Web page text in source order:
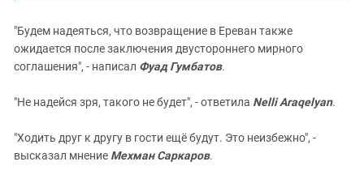
"Будем надеяться, что возвращение в Ереван также
ожидается после заключения двустороннего мирного
соглашения", - написал Фуад Гумбатов.
"Не надейся зря, такого не будет", - ответила Nelli Araqelyan.
"Ходить друг к другу в гости ещё будут. Это неизбежно", -
высказал мнение Мехман Саркаров.